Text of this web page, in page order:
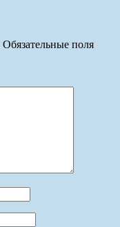
Обязательные поля